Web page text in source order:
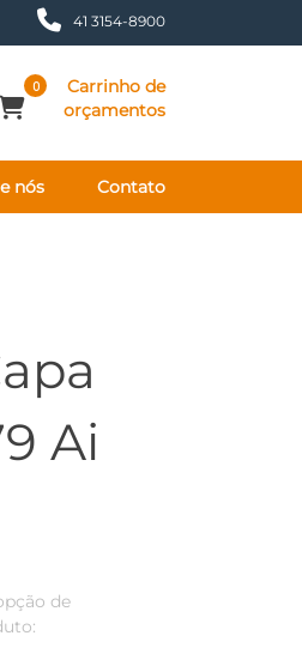
41 3154-8900
0
Carrinho de
orçamentos
nós Contato
Ai
de